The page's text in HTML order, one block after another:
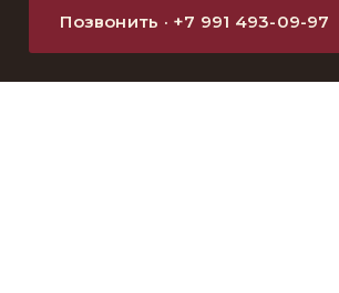
Позвонить · +7 991 493-09-97